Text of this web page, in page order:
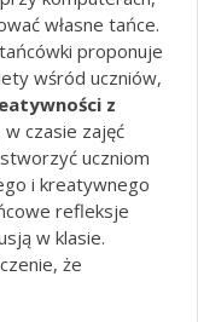
własne tańce.
proponuje
wśród uczniów,
z
czasie zajęć
uczniom
i kreatywnego
refleksje
w klasie.
że